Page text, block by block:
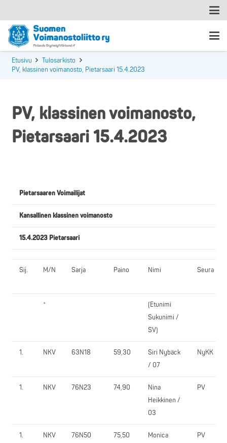
Etusivu
Tulosarkisto
PV, klassinen voimanosto, Pietarsaari 15.4.2023
PV, klassinen voimanosto,
Pietarsaari 15.4.2023
Pietarsaaren Voimailijat
Kansallinen klassinen voimanosto
15.4.2023 Pietarsaari
Sij. M/N Sarja Paino Nimi Seura
*
(Etunimi
Sukunimi /
SV)
1. NKV 63N18 59,30
Siri Nybäck
/ 07
NyKK
1. NKV 76N23 74,90
Nina
Heikkinen /
03
PV
1. NKV 76N50 75,50
Monica
PV